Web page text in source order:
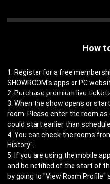
How
1. Register for a free
SHOWROOM's apps or PC
2. Purchase premium live tickets.
3. When the show opens or
room. Please enter the room
could start earlier than
4. You can check the rooms
History".
5. If you are using the mobile
and be notified of the start of
by going to "View Room Profile"